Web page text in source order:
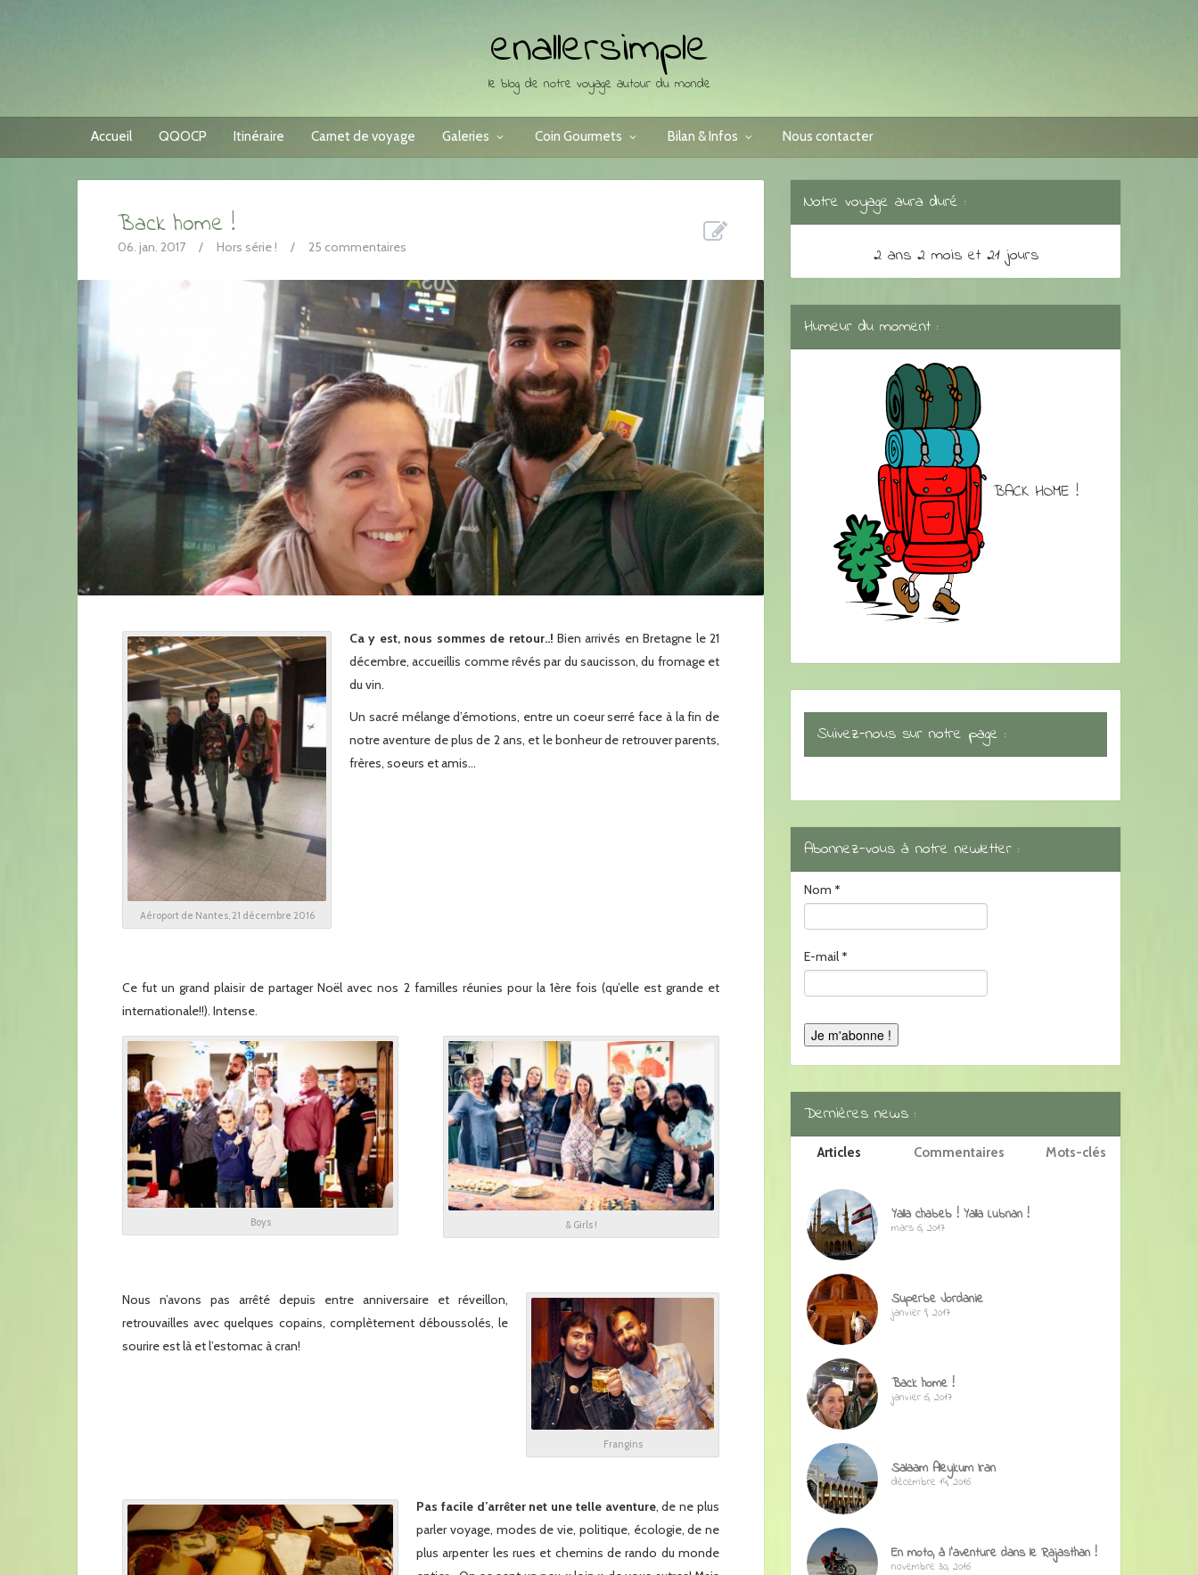
enallersimple
le blog de notre voyage autour du monde
Accueil QQOCP Itinéraire Carnet de voyage Galeries Coin Gourmets Bilan & Infos Nous contacter
Back home !
06. jan. 2017 / Hors série ! / 25 commentaires
Aéroport de Nantes, 21 décembre 2016
Ca y est, nous sommes de retour..! Bien arrivés en Bretagne le 21
décembre, accueillis comme rêvés par du saucisson, du fromage et
du vin.
Un sacré mélange d’émotions, entre un coeur serré face à la fin de
notre aventure de plus de 2 ans, et le bonheur de retrouver parents,
frères, soeurs et amis…
Ce fut un grand plaisir de partager Noël avec nos 2 familles réunies pour la 1ère fois (qu’elle est grande et
internationale!!). Intense.
Boys & Girls !
Frangins
Nous n’avons pas arrêté depuis entre anniversaire et réveillon,
retrouvailles avec quelques copains, complètement déboussolés, le
sourire est là et l’estomac à cran!
Pas facile d’arrêter net une telle aventure, de ne plus
parler voyage, modes de vie, politique, écologie, de ne
plus arpenter les rues et chemins de rando du monde
Notre voyage aura duré :
2 ans 2 mois et 21 jours
Humeur du moment :
BACK HOME !
Suivez-nous sur notre page :
Abonnez-vous à notre newletter :
Nom *
E-mail *
Dernières news :
Articles Commentaires Mots-clés
Yalla chabeb ! Yalla Lubnan !
mars 6, 2017
Superbe Jordanie
janvier 9, 2017
Back home !
janvier 6, 2017
Salaam Aleykum Iran
décembre 14, 2016
En moto, à l’aventure dans le Rajasthan !
novembre 30, 2016